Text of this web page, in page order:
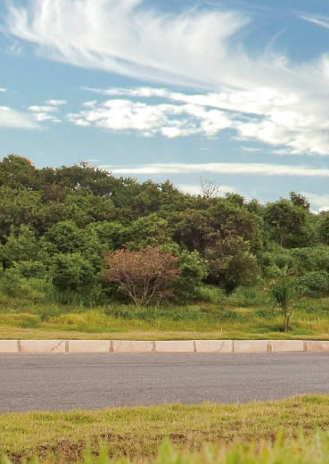
核燃料运输容器
非标压力容器
阀门产品系列